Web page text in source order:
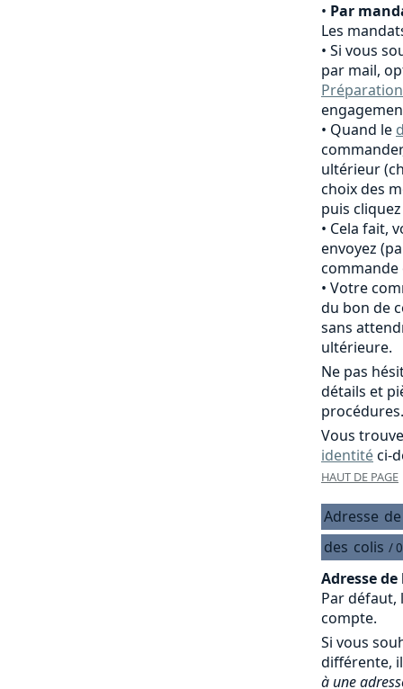
• Par
Les
Si vous
par mail,
Quand le
ultérieur
choix des
puis
Cela fait,
envoyez
commande
Votre
du bon de
sans
ultérieure.
Ne pas
détails et
procédures.
Vous
identitéci-
HAUT DE PAGE
Adresse de
des colis /
Adresse
Par défaut,
compte.
Si vous
différente,
à une